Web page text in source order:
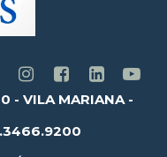
- VILA MARIANA -